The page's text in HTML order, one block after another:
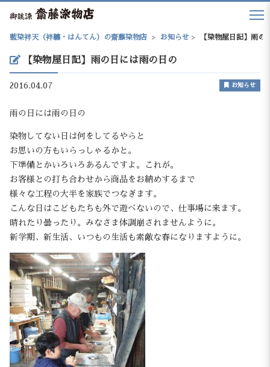
藍染袢天（袢纏・はんてん）の齋藤染物店 > お知らせ > 【染物屋日記】雨の
【染物屋日記】雨の日には雨の日の
2016.04.07 お知らせ
雨の日には雨の日の
染物してない日は何をしてるやらと
お思いの方もいらっしゃるかと。
下準備とかいろいろあるんですよ。これが。
お客様との打ち合わせから商品をお納めするまで
様々な工程の大半を家族でつなぎます。
こんな日はこどもたちも外で遊べないので、仕事場に来ます。
晴れたり曇ったり。みなさま体調崩されませんように。
新学期、新生活、いつもの生活も素敵な春になりますように。